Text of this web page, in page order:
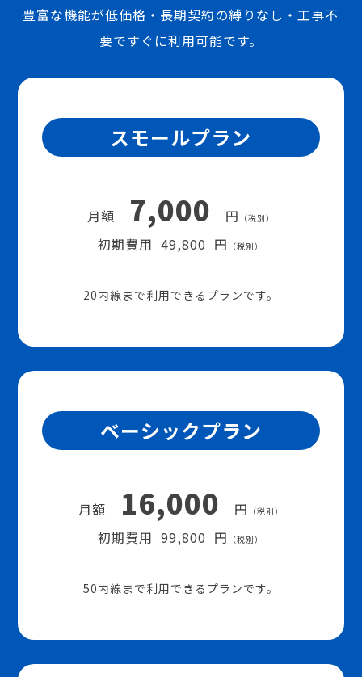
豊富な機能が低価格・長期契約の縛りなし・工事不
要ですぐに利用可能です。
スモールプラン
月額 7,000 円 （税別）
初期費用 49,800 円 （税別）
20内線まで利用できるプランです。
ベーシックプラン
月額 16,000 円 （税別）
初期費用 99,800 円 （税別）
50内線まで利用できるプランです。